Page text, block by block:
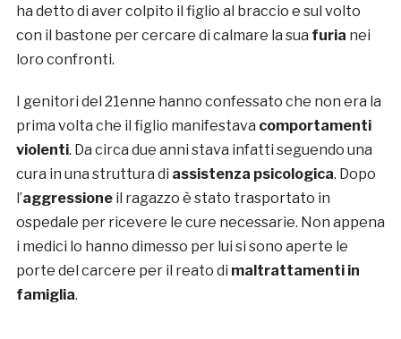
ha detto di aver colpito il figlio al braccio e sul volto
con il bastone per cercare di calmare la sua furia nei
loro confronti.
I genitori del 21enne hanno confessato che non era la
prima volta che il figlio manifestava comportamenti
violenti. Da circa due anni stava infatti seguendo una
cura in una struttura di assistenza psicologica. Dopo
l’aggressioneil ragazzo è stato trasportato in
ospedale per ricevere le cure necessarie. Non appena
i medici lo hanno dimesso per lui si sono aperte le
porte del carcere per il reato di maltrattamenti in
famiglia.